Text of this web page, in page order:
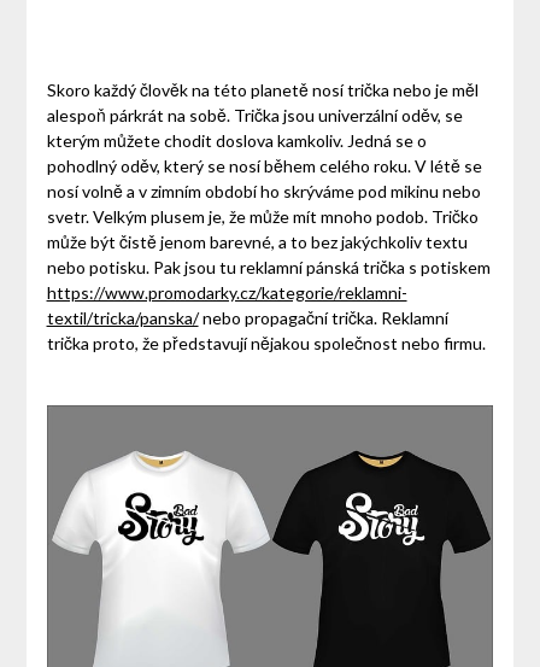
Skoro každý člověk na této planetě nosí trička nebo je měl
alespoň párkrát na sobě. Trička jsou univerzální oděv, se
kterým můžete chodit doslova kamkoliv. Jedná se o
pohodlný oděv, který se nosí během celého roku. V létě se
nosí volně a v zimním období ho skrýváme pod mikinu nebo
svetr. Velkým plusem je, že může mít mnoho podob. Tričko
může být čistě jenom barevné, a to bez jakýchkoliv textu
nebo potisku. Pak jsou tu reklamní pánská trička s potiskem
https://www.promodarky.cz/kategorie/reklamni-
textil/tricka/panska/nebo propagační trička. Reklamní
trička proto, že představují nějakou společnost nebo firmu.